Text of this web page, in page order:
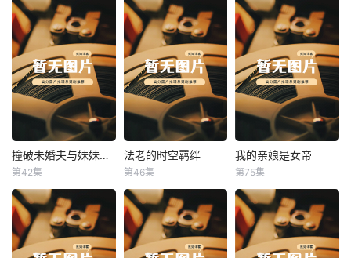
撞破未婚夫与妹妹打野战 撞破未婚夫与妹妹打野战
第42集
法老的时空羁绊
法老的时空羁绊
第46集
我的亲娘是女帝
我的亲娘是女帝
第75集